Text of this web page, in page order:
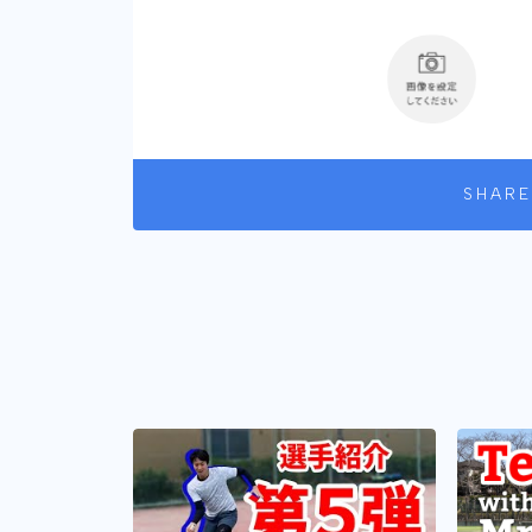
SHARE